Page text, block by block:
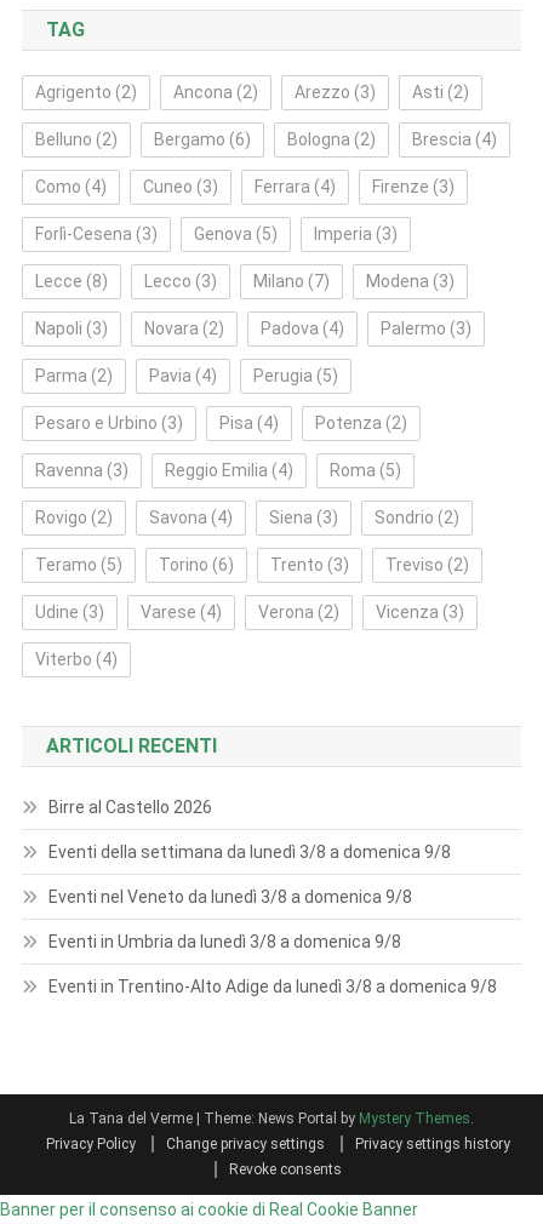
TAG
Agrigento (2) Ancona (2) Arezzo (3) Asti (2)
Belluno (2) Bergamo (6) Bologna (2) Brescia (4)
Como (4) Cuneo (3) Ferrara (4) Firenze (3)
Forlì‑Cesena (3) Genova (5) Imperia (3)
Lecce (8) Lecco (3) Milano (7) Modena (3)
Napoli (3) Novara (2) Padova (4) Palermo (3)
Parma (2) Pavia (4) Perugia (5)
Pesaro e Urbino (3) Pisa (4) Potenza (2)
Ravenna (3) Reggio Emilia (4) Roma (5)
Rovigo (2) Savona (4) Siena (3) Sondrio (2)
Teramo (5) Torino (6) Trento (3) Treviso (2)
Udine (3) Varese (4) Verona (2) Vicenza (3)
Viterbo (4)
ARTICOLI RECENTI
Birre al Castello 2026
Eventi della settimana da lunedì 3/8 a domenica 9/8
Eventi nel Veneto da lunedì 3/8 a domenica 9/8
Eventi in Umbria da lunedì 3/8 a domenica 9/8
Eventi in Trentino-Alto Adige da lunedì 3/8 a domenica 9/8
La Tana del Verme Theme: News Portal by Mystery Themes.
Privacy Policy
Change privacy settings
Privacy settings history
Revoke consents
Banner per il consenso ai cookie di Real Cookie Banner